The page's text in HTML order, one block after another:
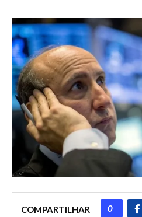
COMPARTILHAR 0